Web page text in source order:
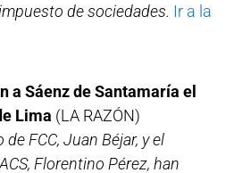
de sociedades. Ir a la
a Sáenz de Santamaría el
Lima (LA RAZÓN)
FCC, Juan Béjar, y el
Florentino Pérez, han